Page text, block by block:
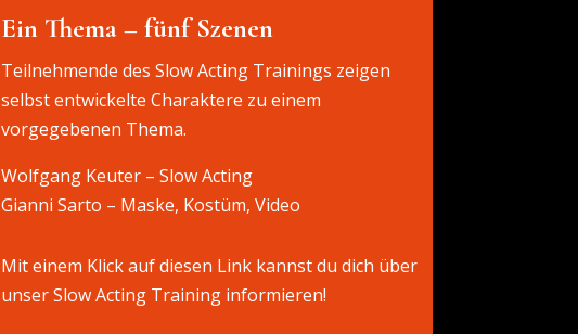
Ein Thema – fünf Szenen
Teilnehmende des Slow Acting Trainings zeigen
selbst entwickelte Charaktere zu einem
vorgegebenen Thema.
Wolfgang Keuter – Slow Acting
Gianni Sarto – Maske, Kostüm, Video
Mit einem Klick auf diesen Link kannst du dich über
unser Slow Acting Training informieren!